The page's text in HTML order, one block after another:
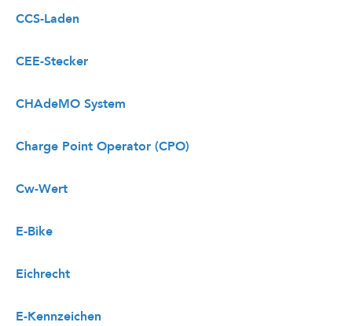
CCS-Laden
CEE-Stecker
CHAdeMO System
Charge Point Operator (CPO)
Cw-Wert
E-Bike
Eichrecht
E-Kennzeichen